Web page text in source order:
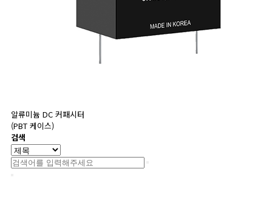
알류미늄 DC 커패시터
(PBT 케이스)
검색